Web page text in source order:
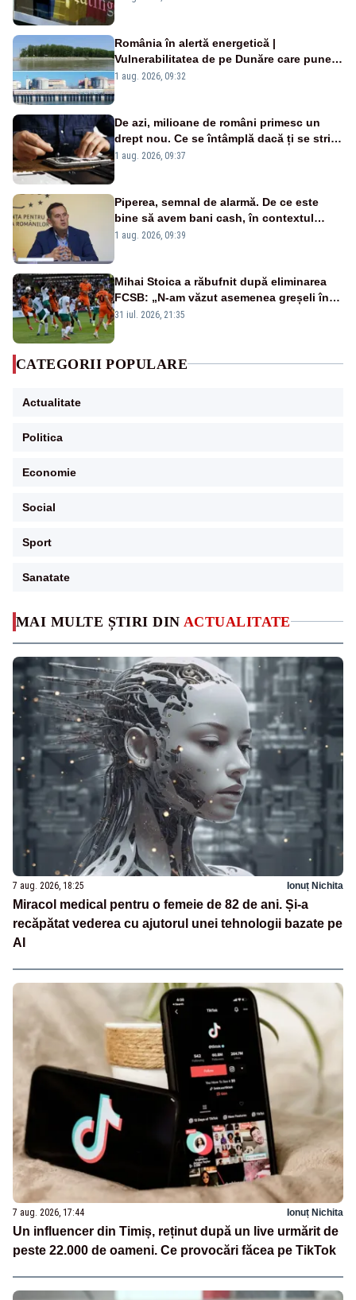
MAI MULTE ȘTIRI DIN ACTUALITATE
7 aug. 2026, 18:25 Ionuț Nichita
Miracol medical pentru o femeie de 82 de ani. Și-a
recăpătat vederea cu ajutorul unei tehnologii bazate pe
AI
7 aug. 2026, 17:44 Ionuț Nichita
Un influencer din Timiș, reținut după un live urmărit de
peste 22.000 de oameni. Ce provocări făcea pe TikTok
România în alertă energetică |
Vulnerabilitatea de pe Dunăre care pune
în pericol Centrala Cernavodă era
1 aug. 2026, 09:32
De azi, milioane de români primesc un
drept nou. Ce se întâmplă dacă ți se strică
un produs
1 aug. 2026, 09:37
Piperea, semnal de alarmă. De ce este
bine să avem bani cash, în contextul
alertei energetice?
1 aug. 2026, 09:39
Mihai Stoica a răbufnit după eliminarea
FCSB: „N-am văzut asemenea greșeli în
190 de meciuri europene”
31 iul. 2026, 21:35
CATEGORII POPULARE
Actualitate
Politica
Economie
Social
Sport
Sanatate